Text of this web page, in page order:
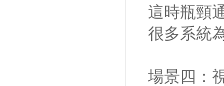
這時瓶頸
很多系統
場景四：